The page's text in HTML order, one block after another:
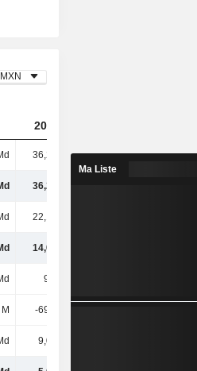
MXN
2023
36,21 Md 37,42 Md 38,59
36,21 Md
22,13 Md
14,08 Md
9,1 Md
-69,23 M
9,03 Md
Ma Liste